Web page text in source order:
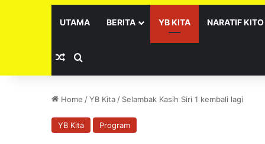
UTAMA BERITA YB KITA NARATIF KITO
Random Article
Home /YB Kita / Selambak Kasih Siri 1 kembali lagi
YB Kita Program